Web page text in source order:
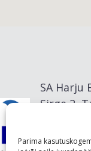
Parima
SA Harju
Sirge 2,